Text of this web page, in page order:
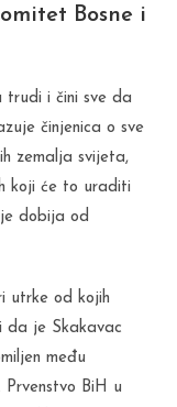
Bosne i
trudi i čini sve da
činjenica o sve
zemalja svijeta,
koji će to uraditi
dobija od
utrke od kojih
da je Skakavac
među
BiH u